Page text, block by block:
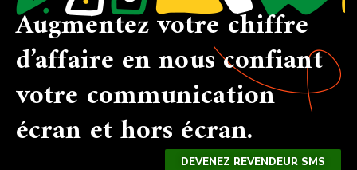
Augmentez votre chiffre
d’affaire en nous confiant
votre communication
écran et hors écran.
DEVENEZ REVENDEUR SMS